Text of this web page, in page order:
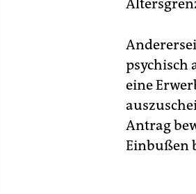
psychisch
eine
Antrag
Einbußen